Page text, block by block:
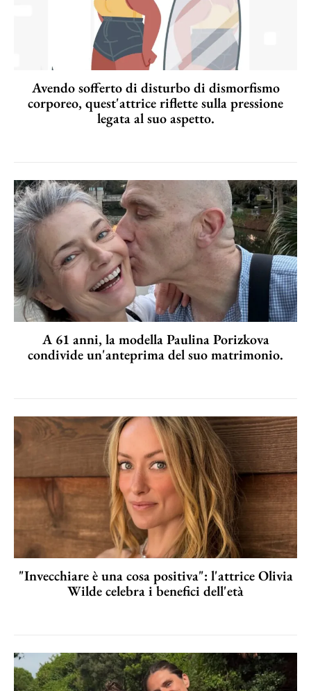
Avendo sofferto di disturbo di dismorfismo
corporeo, quest'attrice riflette sulla pressione
legata al suo aspetto.
A 61 anni, la modella Paulina Porizkova
condivide un'anteprima del suo matrimonio.
"Invecchiare è una cosa positiva": l'attrice Olivia
Wilde celebra i benefici dell'età